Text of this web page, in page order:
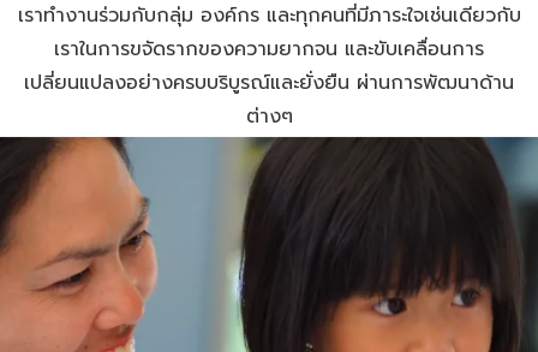
เราทำงานร่วมกับกลุ่ม องค์กร และทุกคนที่มีภาระใจเช่นเดียวกับ
เราในการขจัดรากของความยากจน และขับเคลื่อนการ
เปลี่ยนแปลงอย่างครบบริบูรณ์และยั่งยืน ผ่านการพัฒนาด้าน
ต่างๆ